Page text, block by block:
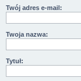
Twój adres e-mail:
Twoja nazwa:
Tytuł: